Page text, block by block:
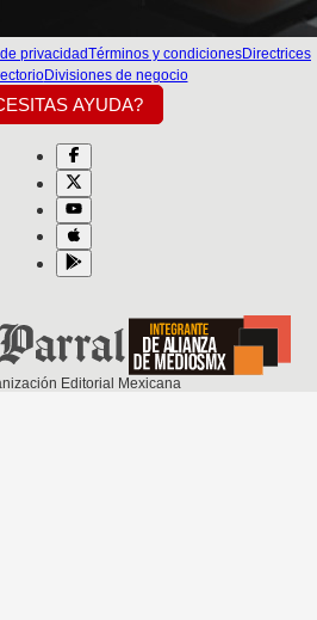
privacidadTérminos y condicionesDirectrices
Divisiones de negocio
AYUDA?
Editorial Mexicana